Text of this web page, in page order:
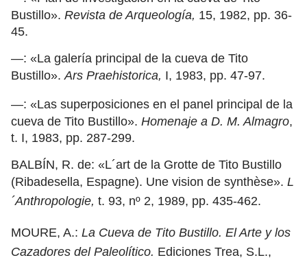
Bustillo». Revista de Arqueología, 15, 1982, pp. 36-
45.
—: «La galería principal de la cueva de Tito
Bustillo». Ars Praehistorica, I, 1983, pp. 47-97.
—: «Las superposiciones en el panel principal de la
cueva de Tito Bustillo». Homenaje a D. M. Almagro,
t. I, 1983, pp. 287-299.
BALBÍN, R. de: «L´art de la Grotte de Tito Bustillo
(Ribadesella, Espagne). Une vision de synthèse». L
´Anthropologie, t. 93, nº 2, 1989, pp. 435-462.
MOURE, A.: La Cueva de Tito Bustillo. El Arte y los
Cazadores del Paleolítico. Ediciones Trea, S.L.,